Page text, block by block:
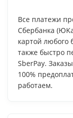
Все платежи
Сбербанка
картой любого
также быстро
SberPay.
100%
работаем.